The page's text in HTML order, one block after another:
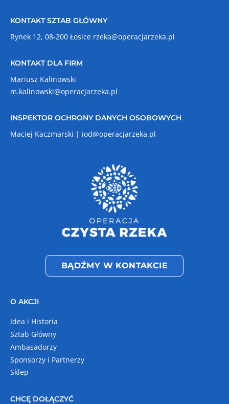
KONTAKT SZTAB GŁÓWNY
Rynek 12, 08-200 Łosice rzeka@operacjarzeka.pl
KONTAKT DLA FIRM
Mariusz Kalinowski
m.kalinowski@operacjarzeka.pl
INSPEKTOR OCHRONY DANYCH OSOBOWYCH
Maciej Kaczmarski | iod@operacjarzeka.pl
BĄDŹMY W KONTAKCIE
O AKCJI
Idea i Historia
Sztab Główny
Ambasadorzy
Sponsorzy i Partnerzy
Sklep
CHCĘ DOŁĄCZYĆ